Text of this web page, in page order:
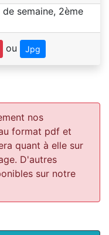
ou Jpg
nos
format pdf et
quant à elle sur
D'autres
sur notre